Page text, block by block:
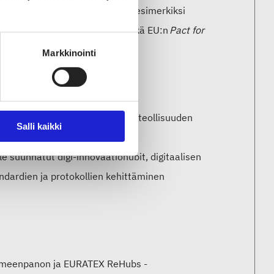
Markkinointi
Salli kaikki
keinoissa mainitaan esimerkiksi
vahvistaminen sekä EU:n Pact for
tarvittava osaamista.
(9 toimenpidettä)
investoinnit Euroopan tekstiiliteollisuuden
uusille teknologioille ja
suunnatut digi-innovaatiohubit, digitaalisen
ja protokollien kehittäminen
ja EURATEX ReHubs -